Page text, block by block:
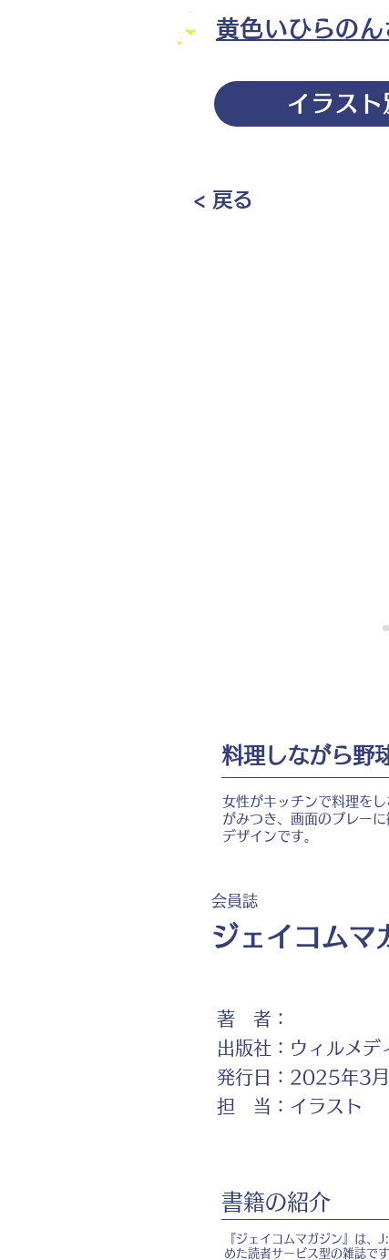
黄色いひらのん
イラスト
< 戻る
料理しながら野
女性がキッチンで料理を
がみつき、画面のプレー
デザインです。
会員誌
ジェイコムマ
著 者：
出版社：
発行日：
担 当：
ウィルメデ
2025年3
イラスト
書籍の紹介
『ジェイコムマガジン』は、
めた読者サービス型の雑誌で